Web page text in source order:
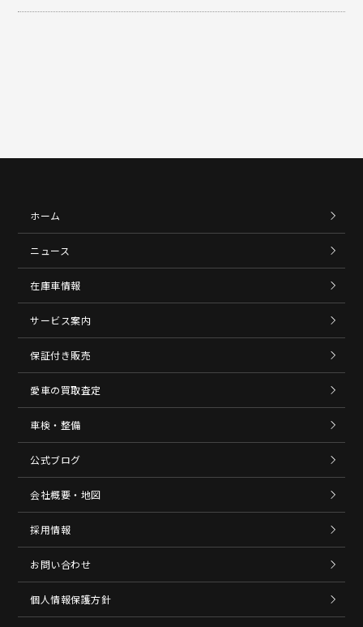
ンドル 7MT且つ拘りの内装の 車両にな
ホーム
ニュース
在庫車情報
サービス案内
保証付き販売
愛車の買取査定
車検・整備
公式ブログ
会社概要・地図
採用情報
お問い合わせ
個人情報保護方針